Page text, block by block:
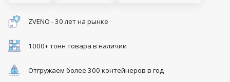
ZVENO - 30 лет на рынке
1000+ тонн товара в наличии
Отгружаем более 300 контейнеров в год